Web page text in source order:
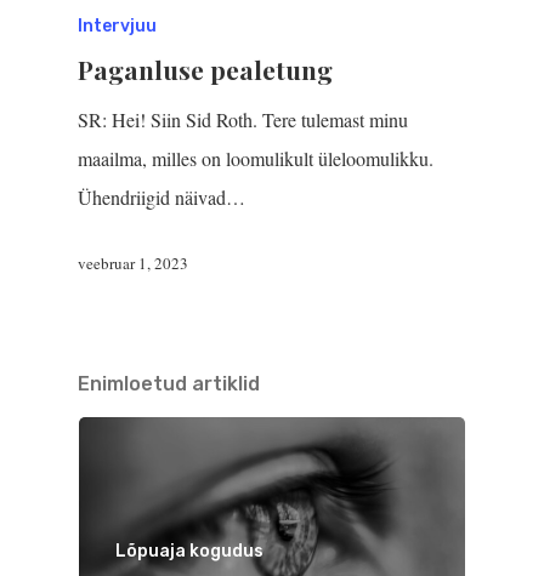
Intervjuu
Paganluse pealetung
SR: Hei! Siin Sid Roth. Tere tulemast minu
maailma, milles on loomulikult üleloomulikku.
Ühendriigid näivad…
veebruar 1, 2023
Enimloetud artiklid
Lõpuaja kogudus